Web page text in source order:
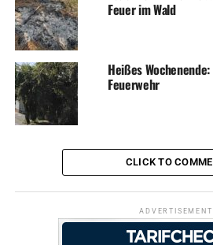
ihrem Wohnort. Das
fester Bestandteil des
Schule am See.
Text und Bilder: Robin Illner
JUGENDARBEIT
Feuer im Wald
Heißes
Feuerwehr
CLICK TO
ADVERTISEMENT